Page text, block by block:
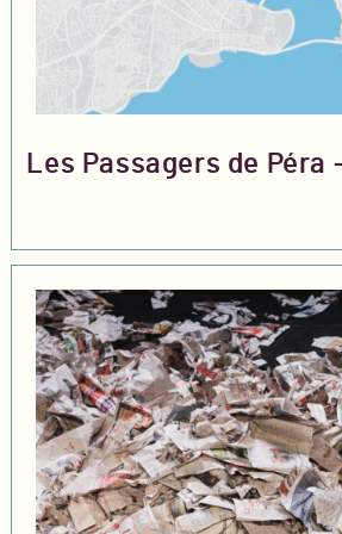
Les Passagers de Péra